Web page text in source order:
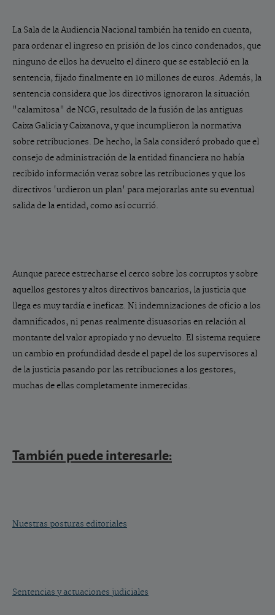
La Sala de la Audiencia Nacional también ha tenido en cuenta,
para ordenar el ingreso en prisión de los cinco condenados, que
ninguno de ellos ha devuelto el dinero que se estableció en la
sentencia, fijado finalmente en 10 millones de euros. Además, la
sentencia considera que los directivos ignoraron la situación
"calamitosa" de NCG, resultado de la fusión de las antiguas
Caixa Galicia y Caixanova, y que incumplieron la normativa
sobre retribuciones. De hecho, la Sala consideró probado que el
consejo de administración de la entidad financiera no había
recibido información veraz sobre las retribuciones y que los
directivos 'urdieron un plan' para mejorarlas ante su eventual
salida de la entidad, como así ocurrió.
Aunque parece estrecharse el cerco sobre los corruptos y sobre
aquellos gestores y altos directivos bancarios, la justicia que
llega es muy tardía e ineficaz. Ni indemnizaciones de oficio a los
damnificados, ni penas realmente disuasorias en relación al
montante del valor apropiado y no devuelto. El sistema requiere
un cambio en profundidad desde el papel de los supervisores al
de la justicia pasando por las retribuciones a los gestores,
muchas de ellas completamente inmerecidas.
También puede interesarle:
Nuestras posturas editoriales
Sentencias y actuaciones judiciales